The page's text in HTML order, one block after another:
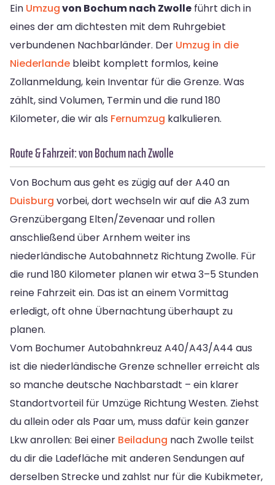
Ein Umzugvon Bochum nach Zwolle führt dich in
eines der am dichtesten mit dem Ruhrgebiet
verbundenen Nachbarländer. Der Umzug in die
Niederlande bleibt komplett formlos, keine
Zollanmeldung, kein Inventar für die Grenze. Was
zählt, sind Volumen, Termin und die rund 180
Kilometer, die wir als Fernumzug kalkulieren.
Route & Fahrzeit: von Bochum nach Zwolle
Von Bochum aus geht es zügig auf der A40 an
Duisburg vorbei, dort wechseln wir auf die A3 zum
Grenzübergang Elten/Zevenaar und rollen
anschließend über Arnhem weiter ins
niederländische Autobahnnetz Richtung Zwolle. Für
die rund 180 Kilometer planen wir etwa 3–5 Stunden
reine Fahrzeit ein. Das ist an einem Vormittag
erledigt, oft ohne Übernachtung überhaupt zu
planen.
Vom Bochumer Autobahnkreuz A40/A43/A44 aus
ist die niederländische Grenze schneller erreicht als
so manche deutsche Nachbarstadt – ein klarer
Standortvorteil für Umzüge Richtung Westen. Ziehst
du allein oder als Paar um, muss dafür kein ganzer
Lkw anrollen: Bei einer Beiladung nach Zwolle teilst
du dir die Ladefläche mit anderen Sendungen auf
derselben Strecke und zahlst nur für die Kubikmeter,